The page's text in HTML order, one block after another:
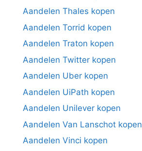
Aandelen Thales kopen
Aandelen Torrid kopen
Aandelen Traton kopen
Aandelen Twitter kopen
Aandelen Uber kopen
Aandelen UiPath kopen
Aandelen Unilever kopen
Aandelen Van Lanschot kopen
Aandelen Vinci kopen